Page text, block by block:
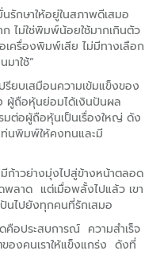
กษาให้อยู่ในสภาพดีเสมอ
ไม่ใช่พิมพ์น้อยใช้มากเกินตัว
เครื่องพิมพ์เสีย ไม่มีทางเลือก
มาใช้”
ยบเสมือนความเข้มแข็งของ
ถือหุ้นย่อมได้เงินปันผล
มต่อผู้ถือหุ้นเป็นเรื่องใหญ่ ดัง
นพิมพ์ให้คงทนและมี
าวย่างมุ่งไปสู่ข้างหน้าตลอด
พลาด แต่เมื่อพลั้งไปแล้ว เขา
นไปยังทุกคนที่รักเสมอ
อประสบการณ์ ความสำเร็จ
องคนเราให้แข็งแกร่ง ดังที่